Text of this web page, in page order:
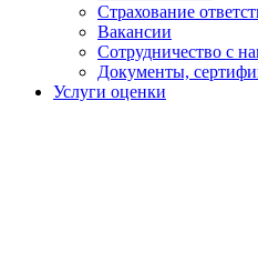
Страхование
Вакансии
Сотрудничество с
Документы,
Услуги оценки